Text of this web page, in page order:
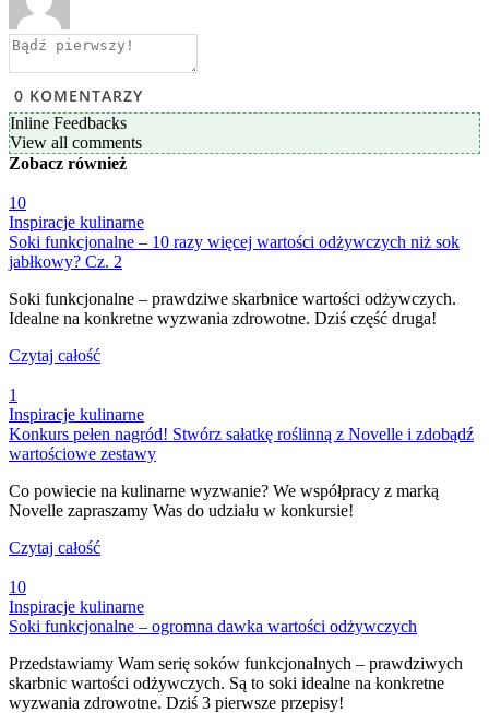
0 KOMENTARZY
Inline Feedbacks
View all comments
Zobacz również
10
Inspiracje kulinarne
Soki funkcjonalne – 10 razy więcej wartości odżywczych niż sok
jabłkowy? Cz. 2
Soki funkcjonalne – prawdziwe skarbnice wartości odżywczych.
Idealne na konkretne wyzwania zdrowotne. Dziś część druga!
Czytaj całość
1
Inspiracje kulinarne
Konkurs pełen nagród! Stwórz sałatkę roślinną z Novelle i zdobądź
wartościowe zestawy
Co powiecie na kulinarne wyzwanie? We współpracy z marką
Novelle zapraszamy Was do udziału w konkursie!
Czytaj całość
10
Inspiracje kulinarne
Soki funkcjonalne – ogromna dawka wartości odżywczych
Przedstawiamy Wam serię soków funkcjonalnych – prawdziwych
skarbnic wartości odżywczych. Są to soki idealne na konkretne
wyzwania zdrowotne. Dziś 3 pierwsze przepisy!